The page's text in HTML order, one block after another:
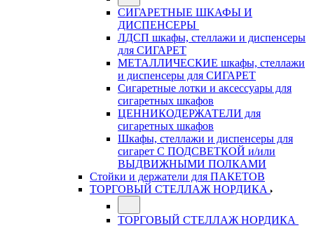
СИГАРЕТНЫЕ ШКАФЫ И
ДИСПЕНСЕРЫ
ЛДСП шкафы, стеллажи и диспенсеры
для СИГАРЕТ
МЕТАЛЛИЧЕСКИЕ шкафы, стеллажи
и диспенсеры для СИГАРЕТ
Сигаретные лотки и аксессуары для
сигаретных шкафов
ЦЕННИКОДЕРЖАТЕЛИ для
сигаретных шкафов
Шкафы, стеллажи и диспенсеры для
сигарет С ПОДСВЕТКОЙ и/или
ВЫДВИЖНЫМИ ПОЛКАМИ
Стойки и держатели для ПАКЕТОВ
ТОРГОВЫЙ СТЕЛЛАЖ НОРДИКА
ТОРГОВЫЙ СТЕЛЛАЖ НОРДИКА